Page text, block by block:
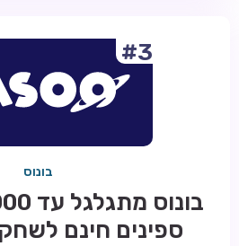
#3
בונוס
ספינים חינם